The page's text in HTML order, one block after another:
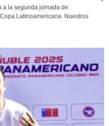
a la segunda jornada de
Latinoamericana. Nuestros